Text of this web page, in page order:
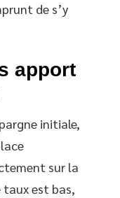
de s’y
apport
initiale,
sur la
taux est bas,